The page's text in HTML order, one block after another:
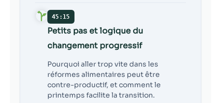
45:15
Petits pas et logique du
changement progressif
Pourquoi aller trop vite dans les
réformes alimentaires peut être
contre-productif, et comment le
printemps facilite la transition.